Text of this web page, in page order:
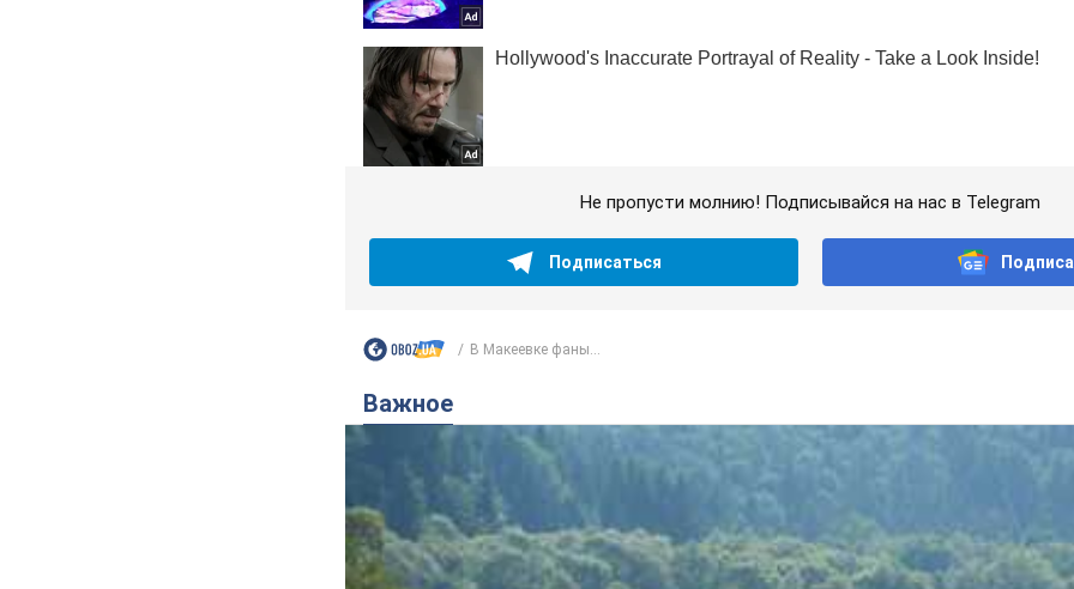
Не пропусти молнию! Подписывайся на нас в Telegram
Подписаться
В Макеевке фаны...
Важное